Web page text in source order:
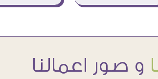
و صور اعمالنا